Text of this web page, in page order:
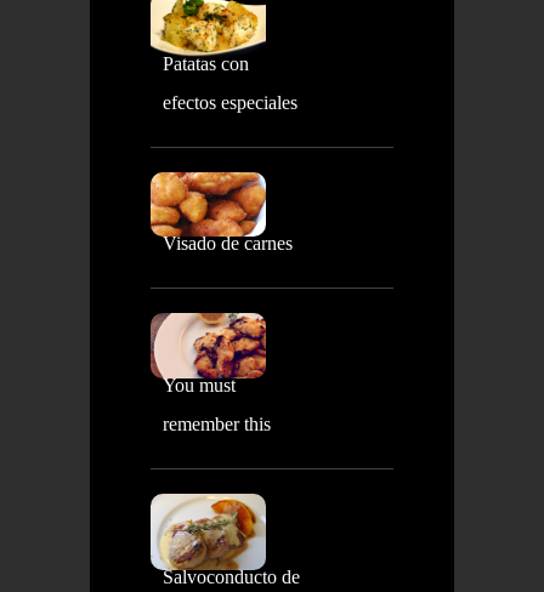
Patatas con
efectos especiales
Visado de carnes
You must
remember this
Salvoconducto de